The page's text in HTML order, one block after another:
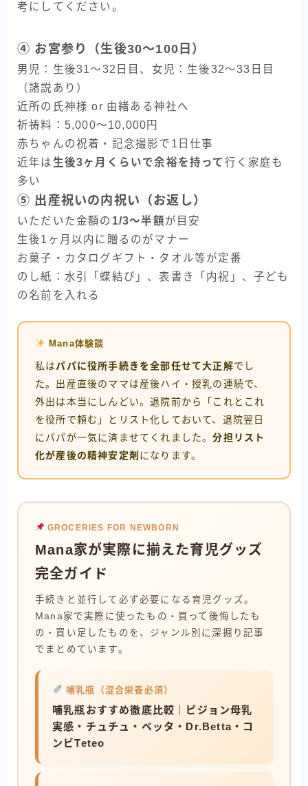
考にしてください。
④ お宮参り（生後30〜100日）
男児：生後31〜32日目、女児：生後32〜33日目
（諸説あり）
近所の氏神様 or 由緒ある神社へ
祈祷料：5,000〜10,000円
赤ちゃんの祝着・記念撮影で1日仕事
近年は生後3ヶ月くらいで余裕を持って 行く家庭も
多い
⑤ 出産祝いの内祝い（お返し）
いただいた金額の 1/3〜半額が目安
生後1ヶ月以内に贈るのがマナー
お菓子・カタログギフト・タオル等が定番
のし紙：水引「蝶結び」、表書き「内祝」、子ども
の名前を入れる
Mana体験談
私はパパに役所手続きを全部任せて大正解でし
た。出産直後のママは産後ハイ・授乳の連続で、
外出は本当にしんどい。退院前から「これとこれ
を役所で頼む」とリスト化しておいて、退院翌日
にパパが一気に済ませてくれました。分担リスト
化が産後の精神安定剤 になります。
GROCERIES FOR NEWBORN
Mana家が実際に揃えた育児グッズ
完全ガイド
手続きと並行して必ず必要になる育児グッズ。
Mana家で実際に使ったもの・買って後悔したも
の・買い足したものを、ジャンル別に深掘り記事
でまとめています。
哺乳瓶（混合栄養必須）
哺乳瓶おすすめ徹底比較｜ピジョン母乳
実感・チュチュ・ベッタ・Dr.Betta・コ
ンビTeteo